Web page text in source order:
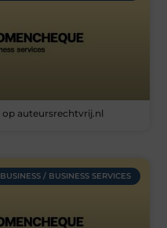
op auteursrechtvrij.nl
BUSINESS / BUSINESS SERVICES